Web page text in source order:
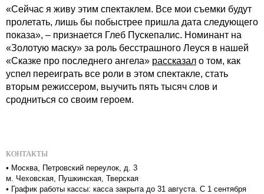
«Сейчас я живу этим спектаклем. Все мои съемки будут
пролетать, лишь бы побыстрее пришла дата следующего
показа», – признается Глеб Пускепалис. Номинант на
«Золотую маску» за роль бесстрашного Леуся в нашей
«Сказке про последнего ангела» рассказал о том, как
успел переиграть все роли в этом спектакле, стать
вторым режиссером, выучить пять тысяч слов и
сродниться со своим героем.
КОНТАКТЫ
• Москва, Петровский переулок, д. 3
м. Чеховская, Пушкинская, Тверская
• График работы кассы: касса закрыта до 31 августа. С 1 сентября